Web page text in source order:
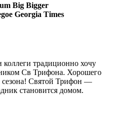
Big Bigger
Georgia Times
коллеги традиционно хочу
Св Трифона. Хорошего
сезона! Святой Трифон —
становится домом.